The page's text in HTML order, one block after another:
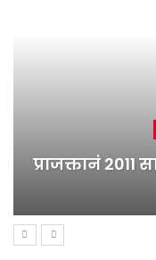
प्राजक्तानं 2011